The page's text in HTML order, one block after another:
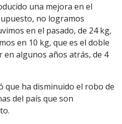
una mejora en el
no logramos
en el pasado, de 24 kg,
en 10 kg, que es el doble
en algunos años atrás, de 4
que ha disminuido el robo de
del país que son